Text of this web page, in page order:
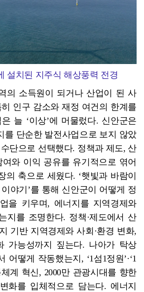
설치된 지주식 해상풍력 전경
의 소득원이 되거나 산업이 된 사
인구 감소와 재정 여건의 한계를
늘 ‘이상’에 머물렀다. 신안군은
를 단순한 발전사업으로 보지 않았
단으로 선택했다. 정책과 제도, 산
와 이익 공유를 유기적으로 엮어
의 축으로 세웠다. ‘햇빛과 바람이
야기’를 통해 신안군이 어떻게 정
을 키우며, 에너지를 지역경제와
지를 조명한다. 정책·제도에서 산
기반 지역경제와 사회·환경 변화,
가능성까지 짚는다. 나아가 탁상
어떻게 작동했는지, ‘1섬1정원’·‘1
계 혁신, 2000만 관광시대를 향한
화를 입체적으로 담는다. 에너지